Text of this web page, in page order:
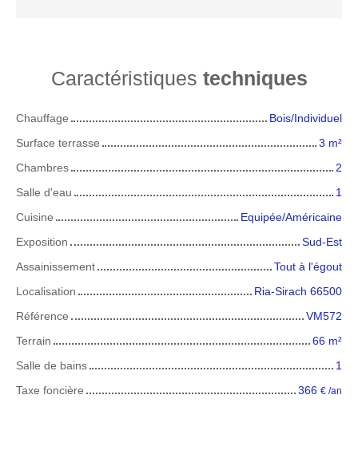
Caractéristiques techniques
Chauffage
Bois/Individuel
Surface terrasse
3 m²
Chambres
2
Salle d'eau
1
Cuisine
Equipée/Américaine
Exposition
Sud-Est
Assainissement
Tout à l'égout
Localisation
Ria-Sirach 66500
Référence
VM572
Terrain
66 m²
Salle de bains
1
Taxe foncière
366 € /an